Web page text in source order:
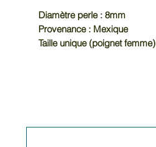
Diamètre perle : 8mm
Provenance : Mexique
Taille unique (poignet femme)